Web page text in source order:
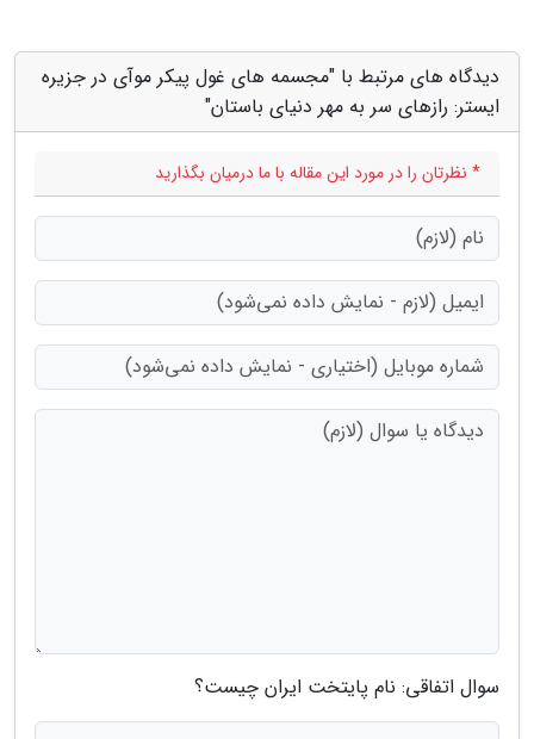
دیدگاه های مرتبط با "مجسمه های غول پیکر موآی در جزیره
ایستر: رازهای سر به مهر دنیای باستان"
* نظرتان را در مورد این مقاله با ما درمیان بگذارید
سوال اتفاقی: نام پایتخت ایران چیست؟